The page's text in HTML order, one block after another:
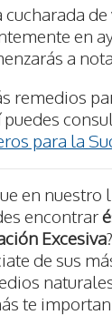
cucharada
en
a
remedios
puedes
para la
en nuestro
encontrar
Excesiva?
de sus
te importan.